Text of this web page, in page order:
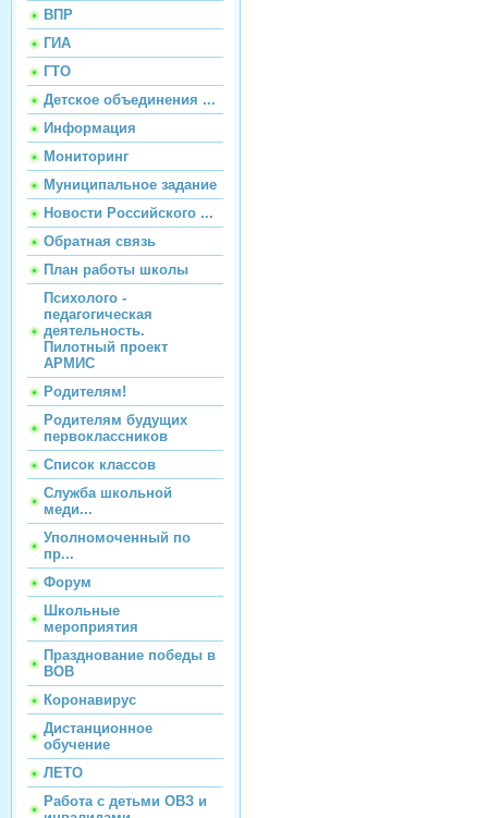
ВПР
ГИА
ГТО
Детское объединения ...
Информация
Мониторинг
Муниципальное задание
Новости Российского ...
Обратная связь
План работы школы
Психолого -
педагогическая
деятельность.
Пилотный проект
АРМИС
Родителям!
Родителям будущих
первоклассников
Список классов
Служба школьной
меди...
Уполномоченный по
пр...
Форум
Школьные
мероприятия
Празднование победы в
ВОВ
Коронавирус
Дистанционное
обучение
ЛЕТО
Работа с детьми ОВЗ и